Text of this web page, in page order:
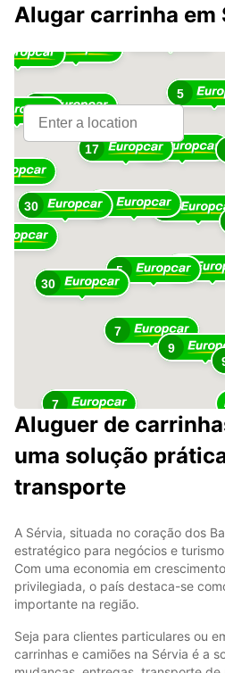
Alugar carrinha em
26
16
5
8
13
17
7
9
5
30
30
11
11
7
Aluguer de
uma solução
transporte
A Sérvia, situada no coração dos
estratégico para negócios e
Com uma economia em
privilegiada, o país destaca-se
importante na região.
Seja para clientes particulares ou
carrinhas e camiões na Sérvia é a